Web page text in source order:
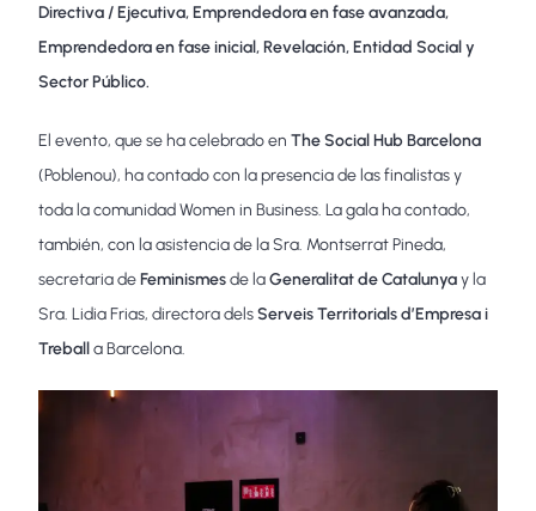
Directiva / Ejecutiva, Emprendedora en fase avanzada,
Emprendedora en fase inicial, Revelación, Entidad Social y
Sector Público.
El evento, que se ha celebrado enThe Social Hub Barcelona
(Poblenou), ha contado con la presencia de las finalistas y
toda la comunidad Women in Business. La gala ha contado,
también, con la asistencia de la Sra. Montserrat Pineda,
secretaria deFeminismesde laGeneralitat de Catalunyay la
Sra. Lidia Frias, directora delsServeis Territorials d’Empresa i
Treballa Barcelona.